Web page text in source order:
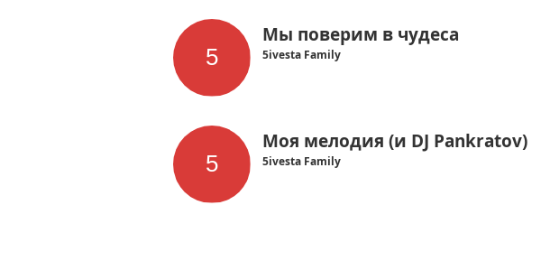
Мы поверим в чудеса
5ivesta Family
Моя мелодия (и DJ Pankratov)
5ivesta Family